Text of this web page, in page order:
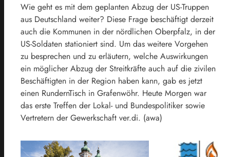
Wie geht es mit dem geplanten Abzug der US-Truppen
aus Deutschland weiter? Diese Frage beschäftigt derzeit
auch die Kommunen in der nördlichen Oberpfalz, in der
US-Soldaten stationiert sind. Um das weitere Vorgehen
zu besprechen und zu erläutern, welche Auswirkungen
ein möglicher Abzug der Streitkräfte auch auf die zivilen
Beschäftigten in der Region haben kann, gab es jetzt
einen RundernTisch in Grafenwöhr. Heute Morgen war
das erste Treffen der Lokal- und Bundespolitiker sowie
Vertretern der Gewerkschaft ver.di. (awa)